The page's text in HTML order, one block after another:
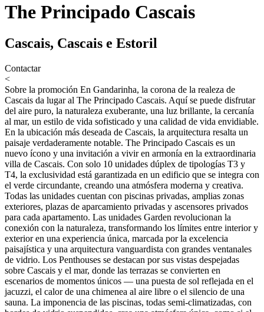
The Principado Cascais
Cascais, Cascais e Estoril
Contactar
<
Sobre la promoción En Gandarinha, la corona de la realeza de
Cascais da lugar al The Principado Cascais. Aquí se puede disfrutar
del aire puro, la naturaleza exuberante, una luz brillante, la cercanía
al mar, un estilo de vida sofisticado y una calidad de vida envidiable.
En la ubicación más deseada de Cascais, la arquitectura resalta un
paisaje verdaderamente notable. The Principado Cascais es un
nuevo ícono y una invitación a vivir en armonía en la extraordinaria
villa de Cascais. Con solo 10 unidades dúplex de tipologías T3 y
T4, la exclusividad está garantizada en un edificio que se integra con
el verde circundante, creando una atmósfera moderna y creativa.
Todas las unidades cuentan con piscinas privadas, amplias zonas
exteriores, plazas de aparcamiento privadas y ascensores privados
para cada apartamento. Las unidades Garden revolucionan la
conexión con la naturaleza, transformando los límites entre interior y
exterior en una experiencia única, marcada por la excelencia
paisajística y una arquitectura vanguardista con grandes ventanales
de vidrio. Los Penthouses se destacan por sus vistas despejadas
sobre Cascais y el mar, donde las terrazas se convierten en
escenarios de momentos únicos — una puesta de sol reflejada en el
jacuzzi, el calor de una chimenea al aire libre o el silencio de una
sauna. La imponencia de las piscinas, todas semi-climatizadas, con